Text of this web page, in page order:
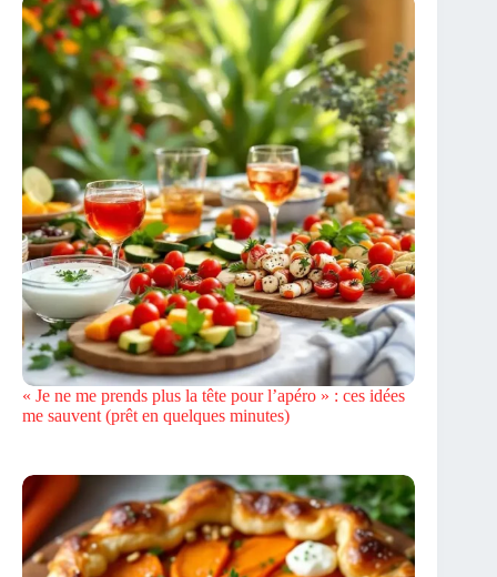
« Je ne me prends plus la tête pour l’apéro » : ces idées
me sauvent (prêt en quelques minutes)